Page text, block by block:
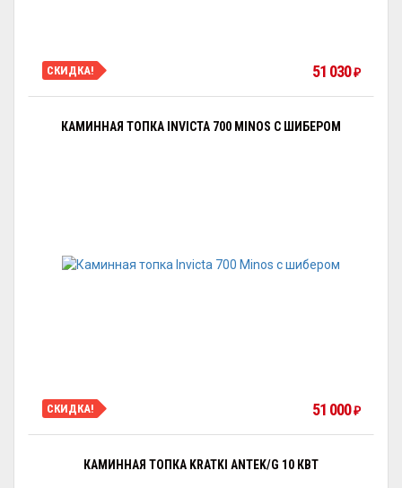
СКИДКА! 51 030 ₽
КАМИННАЯ ТОПКА INVICTA 700 MINOS С ШИБЕРОМ
СКИДКА! 51 000 ₽
КАМИННАЯ ТОПКА KRATKI ANTEK/G 10 КВТ